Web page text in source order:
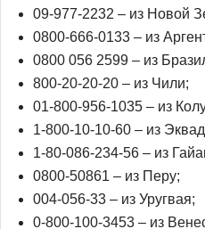
09-977-2232 – из Новой
0800-666-0133 – из
0800 056 2599 – из
800-20-20-20 – из Чили;
01-800-956-1035 – из
1-800-10-10-60 – из
1-80-086-234-56 – из
0800-50861 – из Перу;
004-056-33 – из Уругвая;
0-800-100-3453 – из